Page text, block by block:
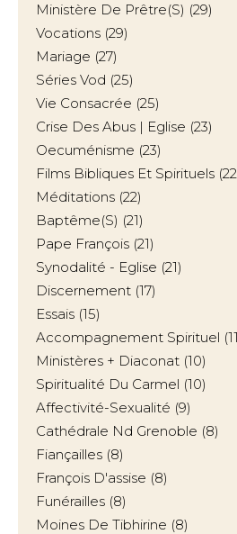
Ministère De Prêtre(s) (29)
Vocations (29)
Mariage (27)
Séries Vod (25)
Vie Consacrée (25)
Crise Des Abus | Eglise (23)
Oecuménisme (23)
Films Bibliques Et Spirituels
Méditations (22)
Baptême(s) (21)
Pape François (21)
Synodalité - Eglise (21)
Discernement (17)
Essais (15)
Accompagnement Spirituel
Ministères + Diaconat (10)
Spiritualité Du Carmel (10)
Affectivité-Sexualité (9)
Cathédrale Nd Grenoble (8)
Fiançailles (8)
François D'assise (8)
Funérailles (8)
Moines De Tibhirine (8)